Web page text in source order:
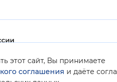
этот сайт, Вы принимаете
соглашения и даёте